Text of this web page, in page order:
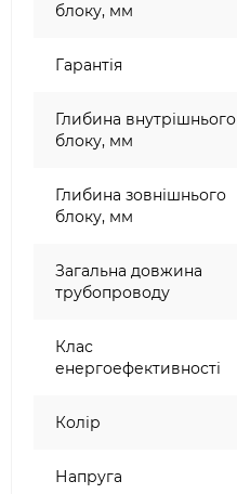
блоку, мм
Гарантія
Глибина внутрішнього
блоку, мм
Глибина зовнішнього
блоку, мм
Загальна довжина
трубопроводу
Клас
енергоефективності
Колір
Напруга